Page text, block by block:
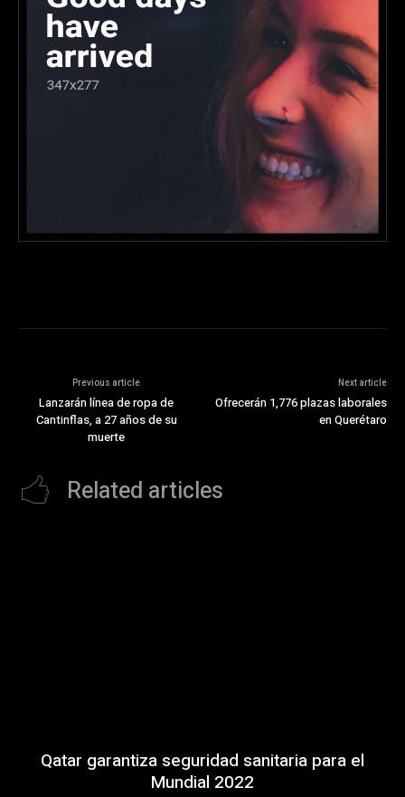
Previous article
Lanzarán línea de ropa de
Cantinflas, a 27 años de su
muerte
Next article
Ofrecerán 1,776 plazas laborales
en Querétaro
Related articles
Qatar garantiza seguridad sanitaria para el
Mundial 2022